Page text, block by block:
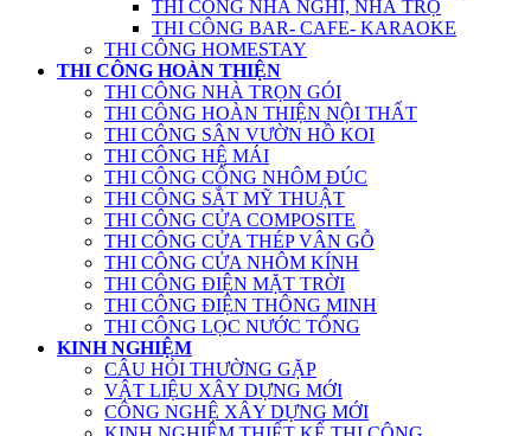
THI CÔNG NHÀ NGHỈ, NHÀ TRỌ
THI CÔNG BAR- CAFE- KARAOKE
THI CÔNG HOMESTAY
THI CÔNG HOÀN THIỆN
THI CÔNG NHÀ TRỌN GÓI
THI CÔNG HOÀN THIỆN NỘI THẤT
THI CÔNG SÂN VƯỜN HỒ KOI
THI CÔNG HỆ MÁI
THI CÔNG CỔNG NHÔM ĐÚC
THI CÔNG SẮT MỸ THUẬT
THI CÔNG CỬA COMPOSITE
THI CÔNG CỬA THÉP VÂN GỖ
THI CÔNG CỬA NHÔM KÍNH
THI CÔNG ĐIỆN MẶT TRỜI
THI CÔNG ĐIỆN THÔNG MINH
THI CÔNG LỌC NƯỚC TỔNG
KINH NGHIỆM
CÂU HỎI THƯỜNG GẶP
VẬT LIỆU XÂY DỰNG MỚI
CÔNG NGHỆ XÂY DỰNG MỚI